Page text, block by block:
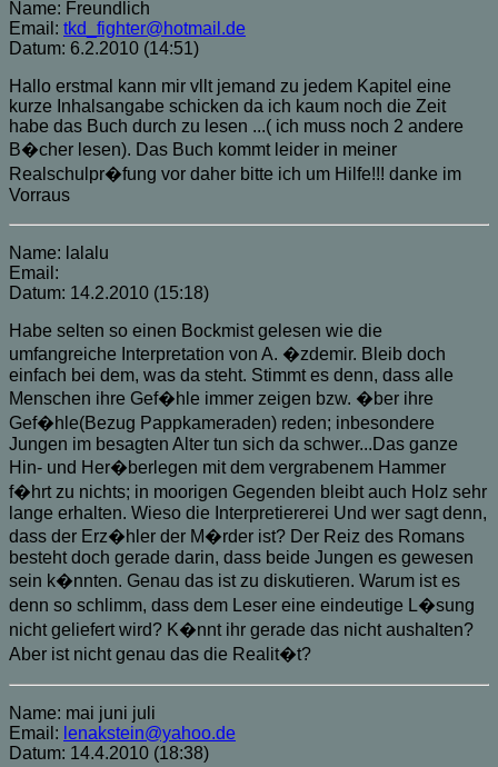
Name: Freundlich
Email: tkd_fighter@hotmail.de
Datum: 6.2.2010 (14:51)
Hallo erstmal kann mir vllt jemand zu jedem Kapitel eine
kurze Inhalsangabe schicken da ich kaum noch die Zeit
habe das Buch durch zu lesen ...( ich muss noch 2 andere
B�cher lesen). Das Buch kommt leider in meiner
Realschulpr�fung vor daher bitte ich um Hilfe!!! danke im
Vorraus
Name: lalalu
Email:
Datum: 14.2.2010 (15:18)
Habe selten so einen Bockmist gelesen wie die
umfangreiche Interpretation von A. �zdemir. Bleib doch
einfach bei dem, was da steht. Stimmt es denn, dass alle
Menschen ihre Gef�hle immer zeigen bzw. �ber ihre
Gef�hle(Bezug Pappkameraden) reden; inbesondere
Jungen im besagten Alter tun sich da schwer...Das ganze
Hin- und Her�berlegen mit dem vergrabenem Hammer
f�hrt zu nichts; in moorigen Gegenden bleibt auch Holz sehr
lange erhalten. Wieso die Interpretiererei Und wer sagt denn,
dass der Erz�hler der M�rder ist? Der Reiz des Romans
besteht doch gerade darin, dass beide Jungen es gewesen
sein k�nnten. Genau das ist zu diskutieren. Warum ist es
denn so schlimm, dass dem Leser eine eindeutige L�sung
nicht geliefert wird? K�nnt ihr gerade das nicht aushalten?
Aber ist nicht genau das die Realit�t?
Name: mai juni juli
Email: lenakstein@yahoo.de
Datum: 14.4.2010 (18:38)